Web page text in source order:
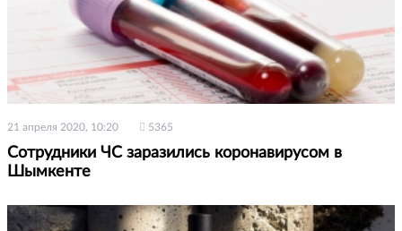
21 апреля 2020, 10:20 5365
Сотрудники ЧС заразились коронавирусом в
Шымкенте